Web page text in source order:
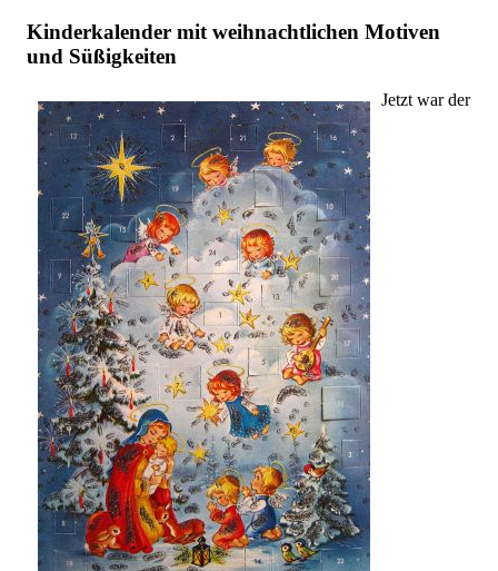
Kinderkalender mit weihnachtlichen Motiven
und Süßigkeiten
Jetzt war der